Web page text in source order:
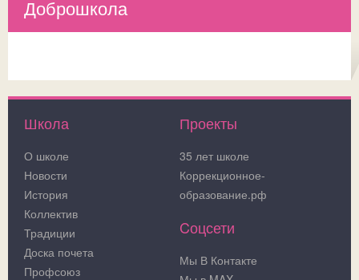
Доброшкола
Школа
О школе
Новости
История
Коллектив
Традиции
Доска почета
Профсоюз
Проекты
35 лет школе
Коррекционное-
образование.рф
Cоцсети
Мы В Контакте